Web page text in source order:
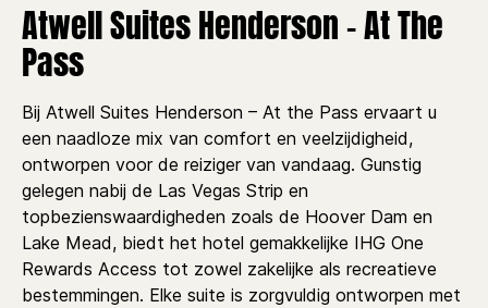
Atwell Suites Henderson - At The
Pass
Bij Atwell Suites Henderson – At the Pass ervaart u
een naadloze mix van comfort en veelzijdigheid,
ontworpen voor de reiziger van vandaag. Gunstig
gelegen nabij de Las Vegas Strip en
topbezienswaardigheden zoals de Hoover Dam en
Lake Mead, biedt het hotel gemakkelijke IHG One
Rewards Access tot zowel zakelijke als recreatieve
bestemmingen. Elke suite is zorgvuldig ontworpen met